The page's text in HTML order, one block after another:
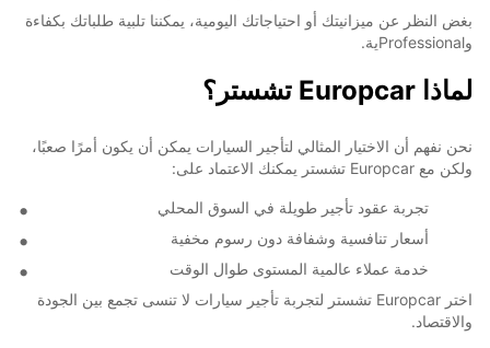
بغض النظر عن ميزانيتك أو احتياجاتك اليومية، يمكننا تلبية طلباتك بكفاءة
وProfessionalية.
لماذا Europcar تشستر؟
نحن نفهم أن الاختيار المثالي لتأجير السيارات يمكن أن يكون أمرًا صعبًا،
ولكن مع Europcar تشستر يمكنك الاعتماد على:
تجربة عقود تأجير طويلة في السوق المحلي
أسعار تنافسية وشفافة دون رسوم مخفية
خدمة عملاء عالمية المستوى طوال الوقت
اختر Europcar تشستر لتجربة تأجير سيارات لا تنسى تجمع بين الجودة
والاقتصاد.